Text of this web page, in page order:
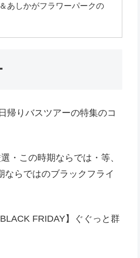
あしかがフラワーパークの
帰りバスツアーの特集のコ
・この時期ならでは・等、
らではのブラックフライ
FRIDAY】ぐぐっと群